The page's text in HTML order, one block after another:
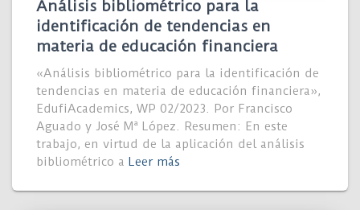
Análisis bibliométrico para la
identificación de tendencias en
materia de educación financiera
«Análisis bibliométrico para la identificación de
tendencias en materia de educación financiera»,
EdufiAcademics, WP 02/2023. Por Francisco
Aguado y José Mª López. Resumen: En este
trabajo, en virtud de la aplicación del análisis
bibliométrico a Leer más